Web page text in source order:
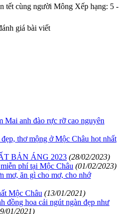
tết cùng người Mông Xếp hạng: 5 -
giá bài viết
Mai anh đào rực rỡ cao nguyên
thơ mộng ở Mộc Châu hot nhất
BẢN ÁNG 2023 (28/02/2023)
phí tại Mộc Châu (01/02/2023)
mơ, ăn gì cho mơ, cho nhớ
Mộc Châu (13/01/2021)
hoa cải ngút ngàn đẹp như
01/2021)